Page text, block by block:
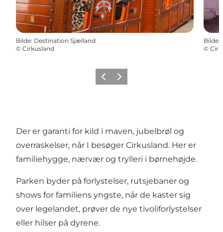
Bilde: Destination Sjælland
© Cirkusland
Bilde:
©
ForrigeNeste
Der er garanti for kild i maven, jubelbrøl og
overraskelser, når I besøger Cirkusland. Her er
familiehygge, nærvær og trylleri i børnehøjde.
Parken byder på forlystelser, rutsjebaner og
shows for familiens yngste, når de kaster sig
over legelandet, prøver de nye tivoliforlystelser
eller hilser på dyrene.